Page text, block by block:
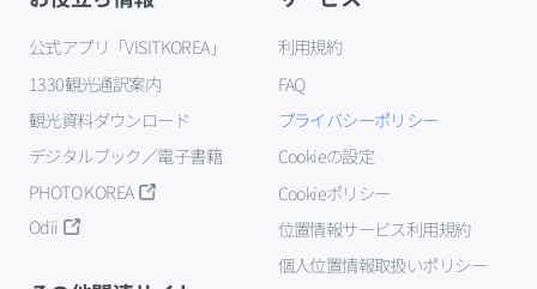
公式アプリ「VISITKOREA」
1330観光通訳案内
観光資料ダウンロード
デジタルブック／電子書籍
PHOTO KOREA
Odii
利用規約
FAQ
プライバシーポリシー
Cookieの設定
Cookieポリシー
位置情報サービス利用規約
個人位置情報取扱いポリシー